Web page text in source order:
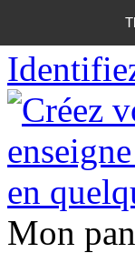
06 18
Mon